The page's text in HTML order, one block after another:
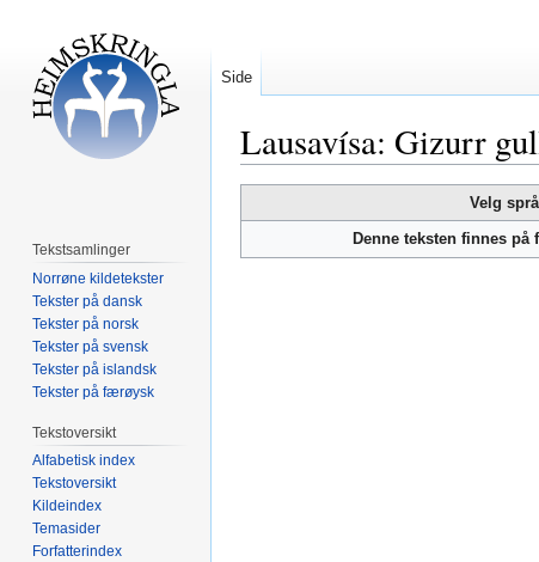
Lausavísa: Gizurr
til
til
Velg
Denne teksten finnes
Side
Tekstsamlinger
Norrøne kildetekster
Tekster på dansk
Tekster på norsk
Tekster på svensk
Tekster på islandsk
Tekster på færøysk
Tekstoversikt
Alfabetisk index
Tekstoversikt
Kildeindex
Temasider
Forfatterindex